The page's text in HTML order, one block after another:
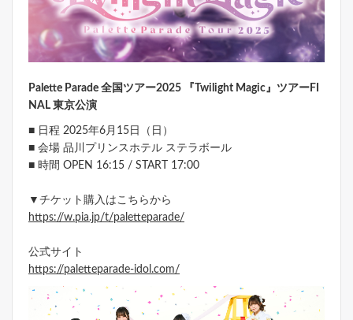
Palette Parade 全国ツアー2025 『Twilight Magic』ツアーFI
NAL 東京公演
■ 日程 2025年6月15日（日）
■ 会場 品川プリンスホテル ステラボール
■ 時間 OPEN 16:15 / START 17:00
▼チケット購入はこちらから
https://w.pia.jp/t/paletteparade/
公式サイト
https://paletteparade-idol.com/